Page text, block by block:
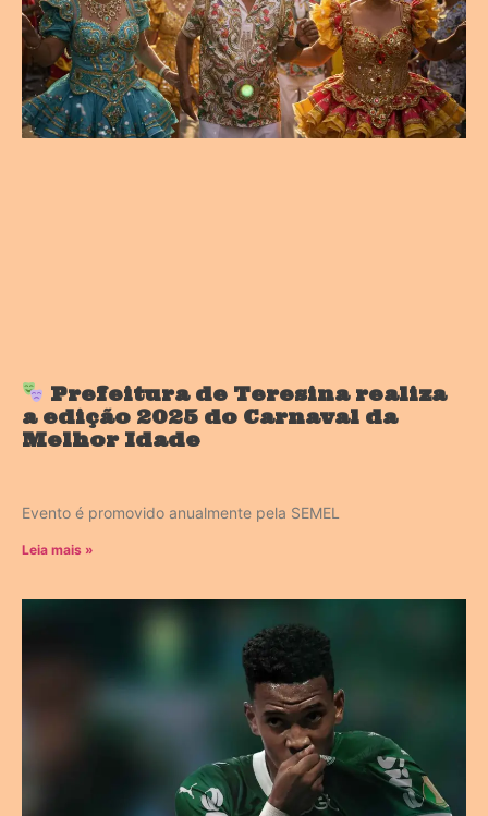
Prefeitura de Teresina realiza
a edição 2025 do Carnaval da
Melhor Idade
Evento é promovido anualmente pela SEMEL
Leia mais »